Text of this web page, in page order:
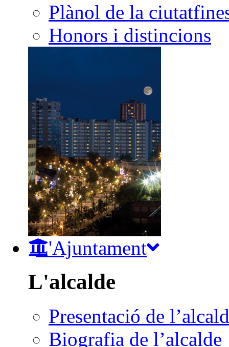
Plànol de la ciutat
Honors i distincions
L'Ajuntament
L'alcalde
Presentació de
Biografia de l’alcalde